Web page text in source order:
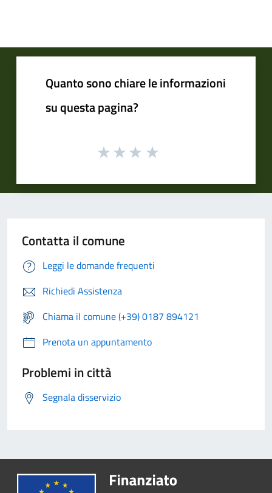
Quanto sono chiare le informazioni
su questa pagina?
Contatta il comune
Leggi le domande frequenti
Richiedi Assistenza
Chiama il comune (+39) 0187 894121
Prenota un appuntamento
Problemi in città
Segnala disservizio